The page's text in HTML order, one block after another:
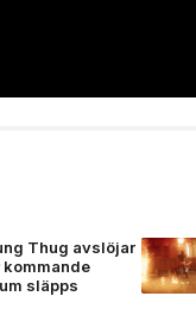
Thug avslöjar
kommande
släpps